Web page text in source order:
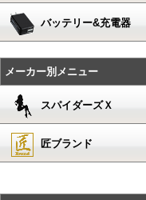
バッテリー&充電器
メーカー別メニュー
スパイダーズＸ
匠ブランド